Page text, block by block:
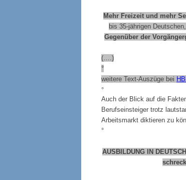
Mehr Freizeit und mehr
bis 35-jährigen
Gegenüber der
(….)
°
weitere Text-Auszüge bei
°
Auch der Blick auf die
Berufseinsteiger trotz
Arbeitsmarkt diktieren zu
°
AUSBILDUNG IN